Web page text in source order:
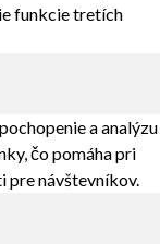
funkcie tretích
a analýzu
čo pomáha pri
pre návštevníkov.